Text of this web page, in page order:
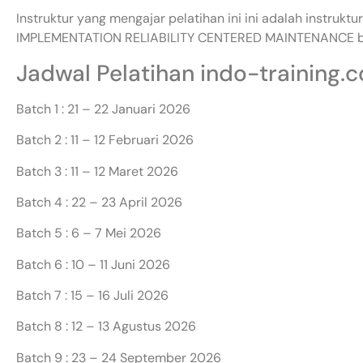
Instruktur yang mengajar pelatihan ini ini adalah
IMPLEMENTATION RELIABILITY CENTERED
Jadwal Pelatihan indo-
Batch 1 : 21 – 22 Januari 2026
Batch 2 : 11 – 12 Februari 2026
Batch 3 : 11 – 12 Maret 2026
Batch 4 : 22 – 23 April 2026
Batch 5 : 6 – 7 Mei 2026
Batch 6 : 10 – 11 Juni 2026
Batch 7 : 15 – 16 Juli 2026
Batch 8 : 12 – 13 Agustus 2026
Batch 9 : 23 – 24 September 2026